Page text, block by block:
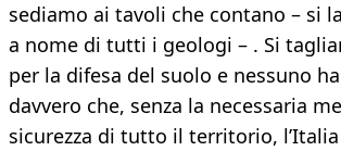
sediamo ai tavoli che contano – si
a nome di tutti i geologi – . Si
per la difesa del suolo e nessuno
davvero che, senza la necessaria
sicurezza di tutto il territorio,